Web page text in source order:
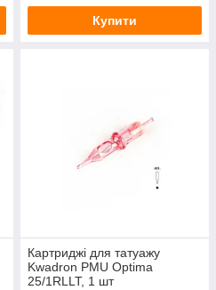
Купити
Картриджі для татуажу
Kwadron PMU Optima
25/1RLLT, 1 шт